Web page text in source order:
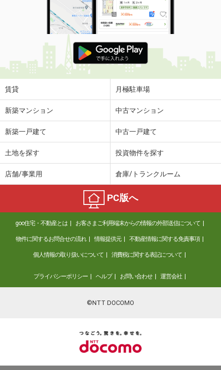
賃貸 月極駐車場
新築マンション 中古マンション
新築一戸建て 中古一戸建て
土地を探す 投資物件を探す
店舗/事業用 倉庫/トランクルーム
PC版へ
goo住宅・不動産とは お客さまご利用端末からの情報の外部送信について
物件に関するお問合せの流れ 情報提供元 不動産情報に関する免責事項
個人情報の取り扱いについて 消費税に関する表記について
プライバシーポリシー ヘルプ お問い合わせ 運営会社
©NTT DOCOMO